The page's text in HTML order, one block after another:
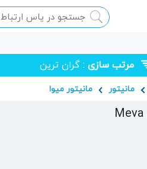
مرتب سازی : گران ترین
مانیتور مانیتور میوا